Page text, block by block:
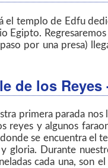
el templo de Edfu
Egipto.
por una presa)
de los
primera parada
reyes y algunos
se encuentra el
gloria. Durante
cada una, son